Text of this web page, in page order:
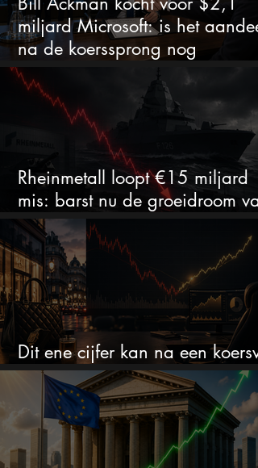
miljard Microsoft: is het aandeel
na de koerssprong nog
aantrekkelijk?
Rheinmetall loopt €15 miljard
mis: barst nu de groeidroom van
het defensiebedrijf?
Dit ene cijfer kan na een
van 50% alles veranderen